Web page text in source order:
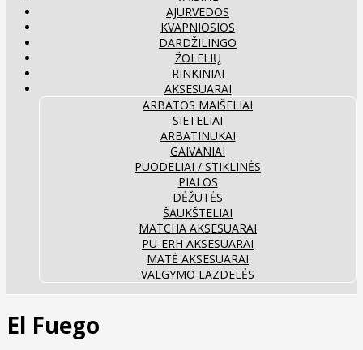
AJURVEDOS
KVAPNIOSIOS
DARDŽILINGO
ŽOLELIŲ
RINKINIAI
AKSESUARAI
ARBATOS MAIŠELIAI
SIETELIAI
ARBATINUKAI
GAIVANIAI
PUODELIAI / STIKLINĖS
PIALOS
DĖŽUTĖS
ŠAUKŠTELIAI
MATCHA AKSESUARAI
PU-ERH AKSESUARAI
MATĖ AKSESUARAI
VALGYMO LAZDELĖS
El Fuego